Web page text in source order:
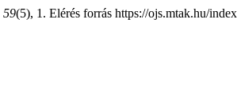
59(5), 1. Elérés forrás https://ojs.mtak.hu/